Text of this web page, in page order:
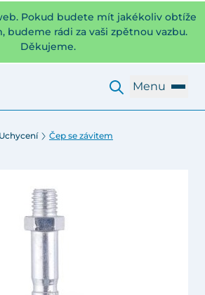
Pokud budete mít jakékoliv obtíže
budeme rádi za vaši zpětnou vazbu.
Děkujeme.
Menu
Uchycení Čep se závitem